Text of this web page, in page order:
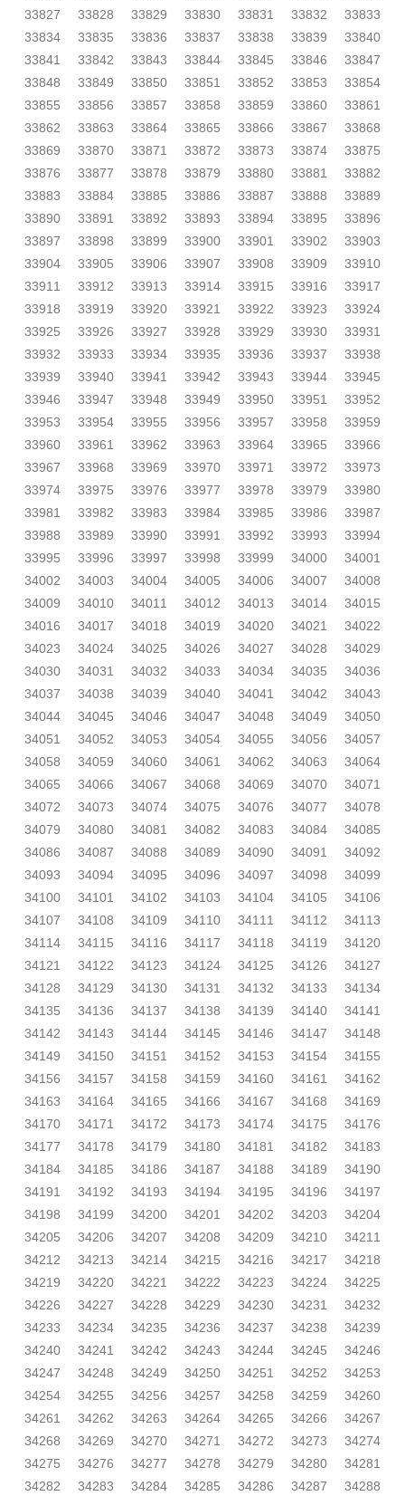
33827
33828 33829 33830 33831 33832
33833
33834
33835 33836 33837 33838 33839
33840
33841
33842 33843 33844 33845 33846
33847
33848
33849 33850 33851 33852 33853
33854
33855
33856 33857 33858 33859 33860
33861
33862
33863 33864 33865 33866 33867
33868
33869
33870 33871 33872 33873 33874
33875
33876
33877 33878 33879 33880 33881
33882
33883
33884 33885 33886 33887 33888
33889
33890
33891 33892 33893 33894 33895
33896
33897
33898 33899 33900 33901 33902
33903
33904
33905 33906 33907 33908 33909
33910
33911
33912 33913 33914 33915 33916
33917
33918
33919 33920 33921 33922 33923
33924
33925
33926 33927 33928 33929 33930
33931
33932
33933 33934 33935 33936 33937
33938
33939
33940 33941 33942 33943 33944
33945
33946
33947 33948 33949 33950 33951
33952
33953
33954 33955 33956 33957 33958
33959
33960
33961 33962 33963 33964 33965
33966
33967
33968 33969 33970 33971 33972
33973
33974
33975 33976 33977 33978 33979
33980
33981
33982 33983 33984 33985 33986
33987
33988
33989 33990 33991 33992 33993
33994
33995
33996 33997 33998 33999 34000
34001
34002
34003 34004 34005 34006 34007
34008
34009
34010 34011 34012 34013 34014
34015
34016
34017 34018 34019 34020 34021
34022
34023
34024 34025 34026 34027 34028
34029
34030
34031 34032 34033 34034 34035
34036
34037
34038 34039 34040 34041 34042
34043
34044
34045 34046 34047 34048 34049
34050
34051
34052 34053 34054 34055 34056
34057
34058
34059 34060 34061 34062 34063
34064
34065
34066 34067 34068 34069 34070
34071
34072
34073 34074 34075 34076 34077
34078
34079
34080 34081 34082 34083 34084
34085
34086
34087 34088 34089 34090 34091
34092
34093
34094 34095 34096 34097 34098
34099
34100
34101 34102 34103 34104 34105
34106
34107
34108 34109 34110 34111 34112
34113
34114
34115 34116 34117 34118 34119
34120
34121
34122 34123 34124 34125 34126
34127
34128
34129 34130 34131 34132 34133
34134
34135
34136 34137 34138 34139 34140
34141
34142
34143 34144 34145 34146 34147
34148
34149
34150 34151 34152 34153 34154
34155
34156
34157 34158 34159 34160 34161
34162
34163
34164 34165 34166 34167 34168
34169
34170
34171 34172 34173 34174 34175
34176
34177
34178 34179 34180 34181 34182
34183
34184
34185 34186 34187 34188 34189
34190
34191
34192 34193 34194 34195 34196
34197
34198
34199 34200 34201 34202 34203
34204
34205
34206 34207 34208 34209 34210
34211
34212
34213 34214 34215 34216 34217
34218
34219
34220 34221 34222 34223 34224
34225
34226
34227 34228 34229 34230 34231
34232
34233
34234 34235 34236 34237 34238
34239
34240
34241 34242 34243 34244 34245
34246
34247
34248 34249 34250 34251 34252
34253
34254
34255 34256 34257 34258 34259
34260
34261
34262 34263 34264 34265 34266
34267
34268
34269 34270 34271 34272 34273
34274
34275
34276 34277 34278 34279 34280
34281
34282
34283 34284 34285 34286 34287
34288